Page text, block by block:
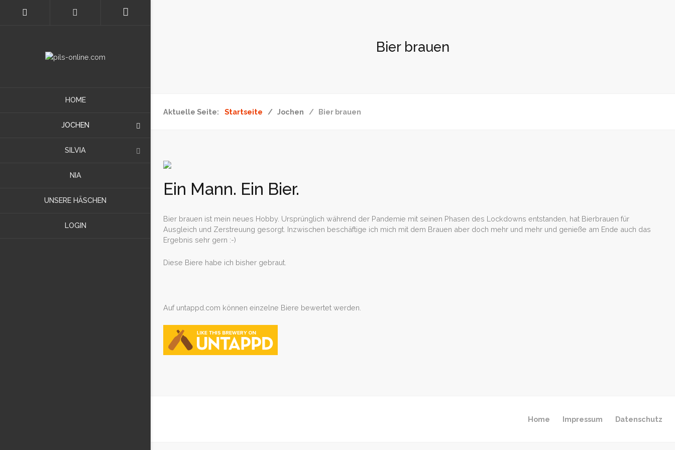
HOME
JOCHEN
SILVIA
NIA
UNSERE HÄSCHEN
LOGIN
Bier brauen
Aktuelle Seite: Startseite Jochen Bier brauen
Ein Mann. Ein Bier.
Bier brauen ist mein neues Hobby. Ursprünglich während der Pandemie mit seinen Phasen des Lockdowns entstanden, hat Bierbrauen für
Ausgleich und Zerstreuung gesorgt. Inzwischen beschäftige ich mich mit dem Brauen aber doch mehr und mehr und genieße am Ende auch das
Ergebnis sehr gern :-)
Diese Biere habe ich bisher gebraut.
Auf untappd.com können einzelne Biere bewertet werden.
Home Impressum Datenschutz